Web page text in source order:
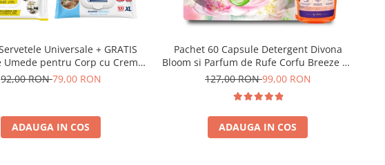
Universale + GRATIS
Umede pentru Corp cu Crema
Aquella
92,00 RON79,00 RON
ADAUGA IN COS
Pachet 60 Capsule Detergent Divona
Bloom si Parfum de Rufe Corfu Breeze by
Delia 200 ml
127,00 RON99,00 RON
ADAUGA IN COS